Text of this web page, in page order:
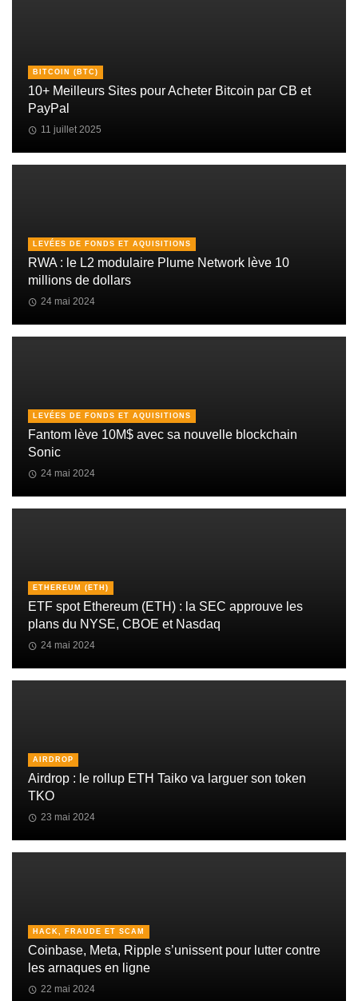
BITCOIN (BTC)
10+ Meilleurs Sites pour Acheter Bitcoin par CB et
PayPal
11 juillet 2025
LEVÉES DE FONDS ET AQUISITIONS
RWA : le L2 modulaire Plume Network lève 10
millions de dollars
24 mai 2024
LEVÉES DE FONDS ET AQUISITIONS
Fantom lève 10M$ avec sa nouvelle blockchain
Sonic
24 mai 2024
ETHEREUM (ETH)
ETF spot Ethereum (ETH) : la SEC approuve les
plans du NYSE, CBOE et Nasdaq
24 mai 2024
AIRDROP
Airdrop : le rollup ETH Taiko va larguer son token
TKO
23 mai 2024
HACK, FRAUDE ET SCAM
Coinbase, Meta, Ripple s’unissent pour lutter contre
les arnaques en ligne
22 mai 2024